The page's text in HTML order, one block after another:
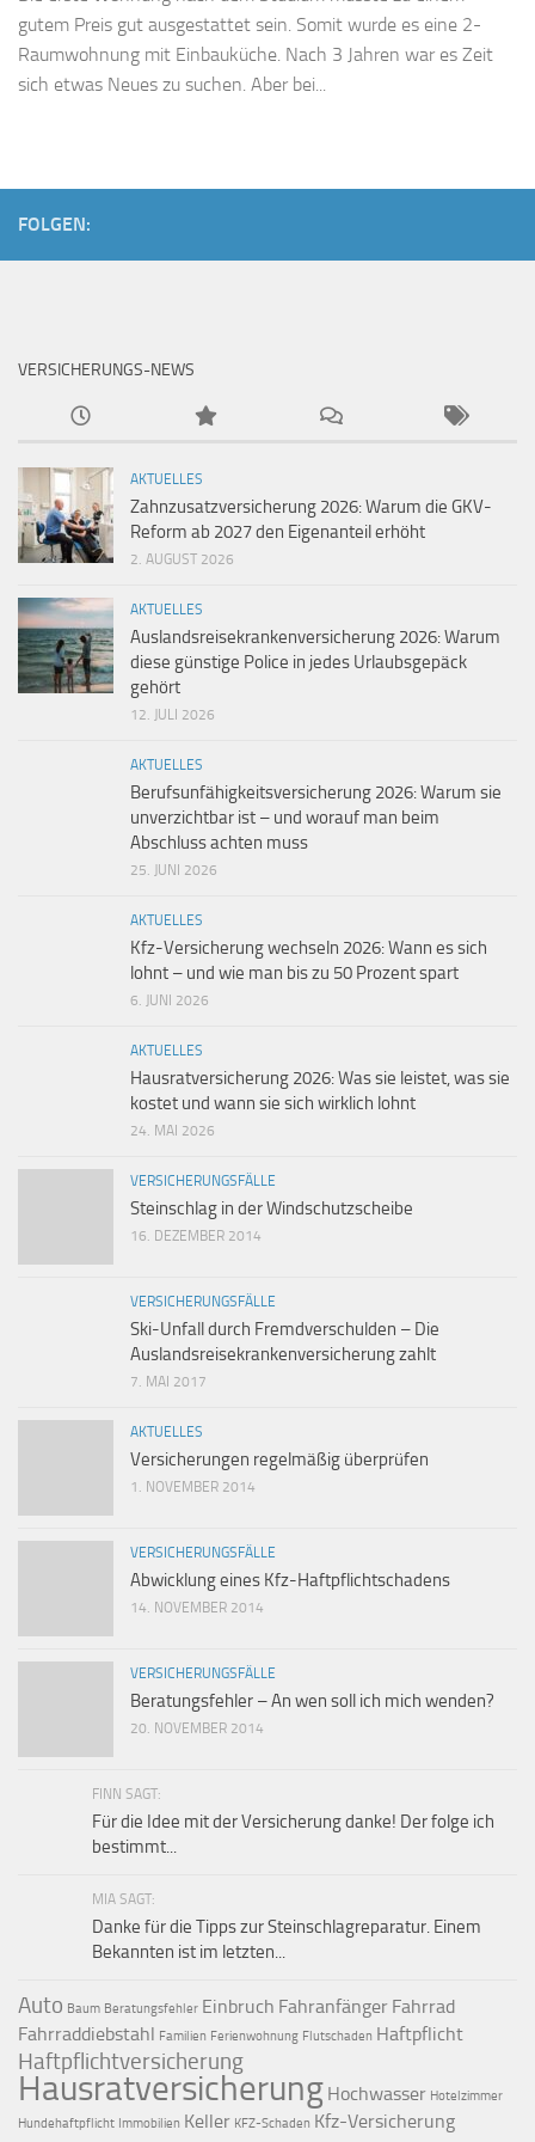
gutem Preis gut ausgestattet sein. Somit wurde es eine 2-
Raumwohnung mit Einbauküche. Nach 3 Jahren war es Zeit
sich etwas Neues zu suchen. Aber bei...
FOLGEN:
VERSICHERUNGS-NEWS
AKTUELLES
Zahnzusatzversicherung 2026: Warum die GKV-
Reform ab 2027 den Eigenanteil erhöht
2. AUGUST 2026
AKTUELLES
Auslandsreisekrankenversicherung 2026: Warum
diese günstige Police in jedes Urlaubsgepäck
gehört
12. JULI 2026
AKTUELLES
Berufsunfähigkeitsversicherung 2026: Warum sie
unverzichtbar ist – und worauf man beim
Abschluss achten muss
25. JUNI 2026
AKTUELLES
Kfz-Versicherung wechseln 2026: Wann es sich
lohnt – und wie man bis zu 50 Prozent spart
6. JUNI 2026
AKTUELLES
Hausratversicherung 2026: Was sie leistet, was sie
kostet und wann sie sich wirklich lohnt
24. MAI 2026
VERSICHERUNGSFÄLLE
Steinschlag in der Windschutzscheibe
16. DEZEMBER 2014
VERSICHERUNGSFÄLLE
Ski-Unfall durch Fremdverschulden – Die
Auslandsreisekrankenversicherung zahlt
7. MAI 2017
AKTUELLES
Versicherungen regelmäßig überprüfen
1. NOVEMBER 2014
VERSICHERUNGSFÄLLE
Abwicklung eines Kfz-Haftpflichtschadens
14. NOVEMBER 2014
VERSICHERUNGSFÄLLE
Beratungsfehler – An wen soll ich mich wenden?
20. NOVEMBER 2014
FINN SAGT:
Für die Idee mit der Versicherung danke! Der folge ich
bestimmt...
MIA SAGT:
Danke für die Tipps zur Steinschlagreparatur. Einem
Bekannten ist im letzten...
Auto Baum Beratungsfehler Einbruch Fahranfänger Fahrrad
Fahrraddiebstahl Familien Ferienwohnung Flutschaden Haftpflicht
Haftpflichtversicherung
Hausratversicherung Hochwasser Hotelzimmer
Hundehaftpflicht Immobilien Keller KFZ-Schaden Kfz-Versicherung